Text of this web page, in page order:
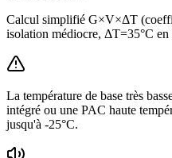
Calcul simplifié G×V×ΔT
isolation médiocre, ΔT=35°C en
La température de base très
intégré ou une PAC haute
jusqu'à -25°C.